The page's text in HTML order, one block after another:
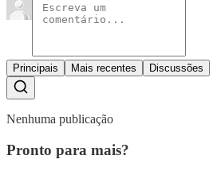
Principais Mais recentes Discussões
Nenhuma publicação
Pronto para mais?